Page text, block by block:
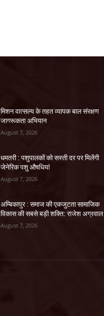
मिशन वात्सल्य के तहत व्यापक बाल संरक्षण
जागरूकता अभियान
August 7, 2026
धमतरी : पशुपालकों को सस्ती दर पर मिलेंगी
जेनेरिक पशु औषधियां
August 7, 2026
अम्बिकापुर : समाज की एकजुटता सामाजिक
विकास की सबसे बड़ी शक्ति: राजेश अग्रवाल
August 7, 2026